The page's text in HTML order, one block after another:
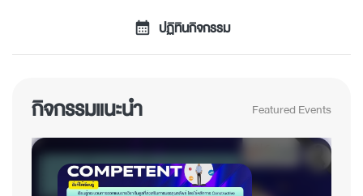
calendar_month ปฏิทินกิจกรรม
กิจกรรมแนะนำ Featured Events